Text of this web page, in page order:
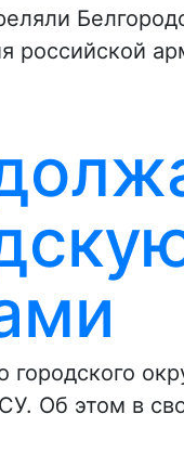
российской
Об этом в